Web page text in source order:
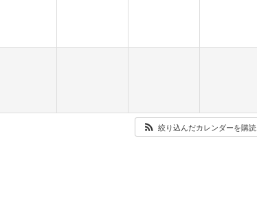
絞り込んだカレンダーを購読